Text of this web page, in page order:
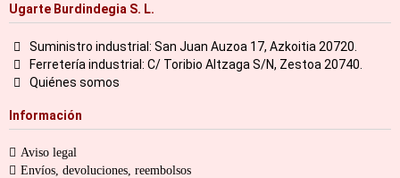
Ugarte Burdindegia S. L.
Suministro industrial: San Juan Auzoa 17, Azkoitia 20720.
Ferretería industrial: C/ Toribio Altzaga S/N, Zestoa 20740.
Quiénes somos
Información
Aviso legal
Envíos, devoluciones, reembolsos